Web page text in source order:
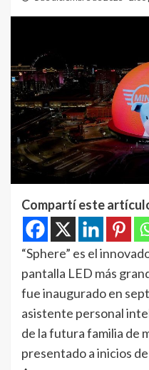
Compartí este
“Sphere” es el
pantalla LED más
fue inaugurado en
asistente personal
de la futura familia de
presentado a inicios